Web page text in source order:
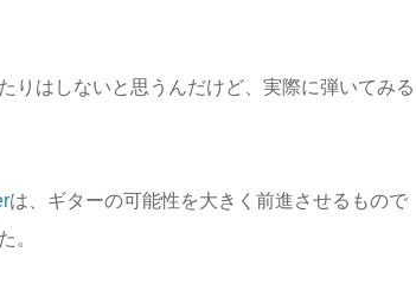
りはしないと思うんだけど、実際に弾いてみる
は、ギターの可能性を大きく前進させるもので
。